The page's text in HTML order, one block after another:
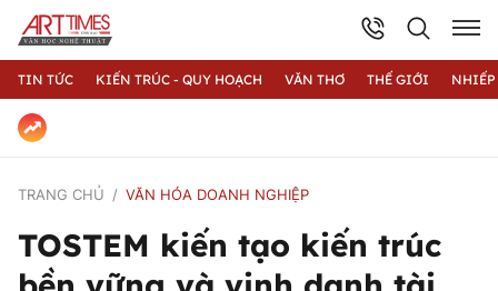
TIN TỨC KIẾN TRÚC - QUY HOẠCH VĂN THƠ THẾ GIỚI
TRANG CHỦ VĂN HÓA DOANH NGHIỆP
TOSTEM kiến tạo kiến trúc